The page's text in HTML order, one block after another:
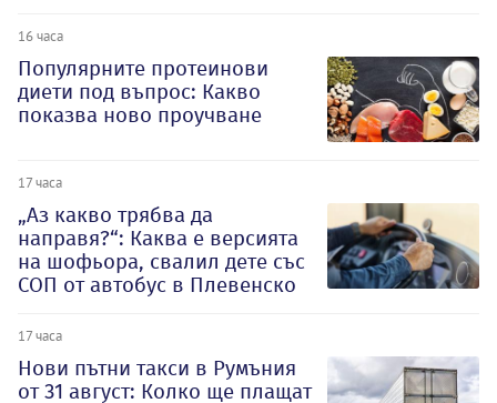
16 часа
Популярните протеинови
диети под въпрос: Какво
показва ново проучване
17 часа
„Аз какво трябва да
направя?“: Каква е версията
на шофьора, свалил дете със
СОП от автобус в Плевенско
17 часа
Нови пътни такси в Румъния
от 31 август: Колко ще плащат